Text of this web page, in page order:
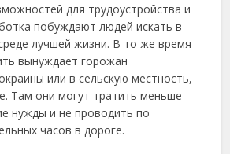
для трудоустройства и
побуждают людей искать в
лучшей жизни. В то же время
вынуждает горожан
или в сельскую местность,
Там они могут тратить меньше
нужды и не проводить по
часов в дороге.